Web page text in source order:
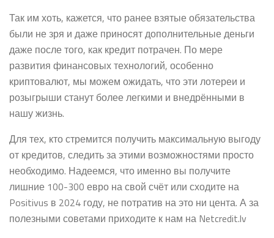
Так им хоть, кажется, что ранее взятые обязательства
были не зря и даже приносят дополнительные деньги
даже после того, как кредит потрачен. По мере
развития финансовых технологий, особенно
криптовалют, мы можем ожидать, что эти лотереи и
розыгрыши станут более легкими и внедрёнными в
нашу жизнь.
Для тех, кто стремится получить максимальную выгоду
от кредитов, следить за этими возможностями просто
необходимо. Надеемся, что именно вы получите
лишние 100-300 евро на свой счёт или сходите на
Positivus в 2024 году, не потратив на это ни цента. А за
полезными советами приходите к нам на Netcredit.lv